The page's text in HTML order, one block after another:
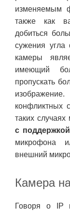
изменяемым
также как
добиться
сужения угла
камеры
имеющий
пропускать
конфликтных
таких
с
микрофона
внешний
Камера
Говоря о IP